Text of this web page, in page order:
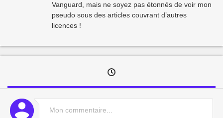
Vanguard, mais ne soyez pas étonnés de voir mon
pseudo sous des articles couvrant d’autres
licences !